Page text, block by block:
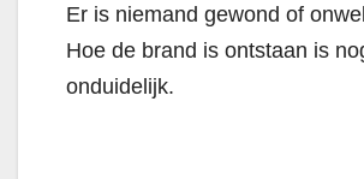
Er is niemand gewond of
Hoe de brand is ontstaan is
onduidelijk.